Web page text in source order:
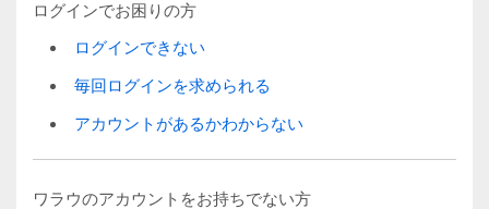
ログインでお困りの方
ログインできない
毎回ログインを求められる
アカウントがあるかわからない
ワラウのアカウントをお持ちでない方